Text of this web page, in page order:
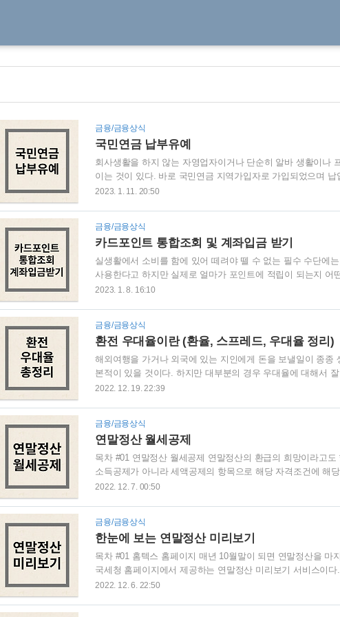
금융/금융상식
국민연금 납부유예
회사생활을 하지 않는 자영업자이거나 단순히 알바 생활이나
이는 것이 있다. 바로 국민연금 지역가입자로 가입되었으며
일시적이었고 이러한 국민연금을 납입을 하자니 힘든 경우가
면 혹시 어떤 생각이 드는가? 많은 사람들이 생각이 복잡해 질
준비라니 남의 얘기인것만 같다. 이러한 이 justin-finance.com
2023. 1. 11. 20:50
금융/금융상식
카드포인트 통합조회 및 계좌입금 받기
실생활에서 소비를 함에 있어 떼려야 뗄 수 없는 필수 수단에
사용한다고 하지만 실제로 얼마가 포인트에 적립이 되는지 어
고 날려버리는 포인트가 어마어마하다고 한다. 오늘은 이렇게
나의 계좌에 입금을 하거나 기부를 할 수 있는 서비스를 말한
할 수 있고 정말 간편한 방법으로 계좌 입금과 기부를 선택할
2023. 1. 8. 16:10
금융/금융상식
환전 우대율이란 (환율, 스프레드, 우대율 정리)
해외여행을 가거나 외국에 있는 지인에게 돈을 보낼일이 종종
본적이 있을 것이다. 하지만 대부분의 경우 우대율에 대해서
생각해서 받을 수 있는 환전 우대를 받지 못한 적도 많을 것이
돈을 살 때 내야하는 외국 돈의 가격이다. 달러당 환율이 1,400
이 1,400원이라는 것이다. 마찬가지로 다른 화페를 보면 엔화
2022. 12. 19. 22:39
금융/금융상식
연말정산 월세공제
목차 #01 연말정산 월세공제 연말정산의 환급의 희망이라고
소득공제가 아니라 세액공제의 항목으로 해당 자격조건에 해
고 최대 공제율을 적용하면 무려 112만 5천원의 세액공제를
에 해당되어야 합니다. 또한 기본공제 당사자여도 가능합니다.
약하고 자녀가 거주하는경우(2017년 이후), 미성년 자녀 또는
2022. 12. 7. 00:50
금융/금융상식
한눈에 보는 연말정산 미리보기
목차 #01 홈텍스 홈페이지 매년 10월말이 되면 연말정산을 마
국세청 홈페이지에서 제공하는 연말정산 미리보기 서비스이
용하기도 하고 사업자이신분들은 자주 이용하는 곳이니 익숙
2022. 12. 6. 22:50